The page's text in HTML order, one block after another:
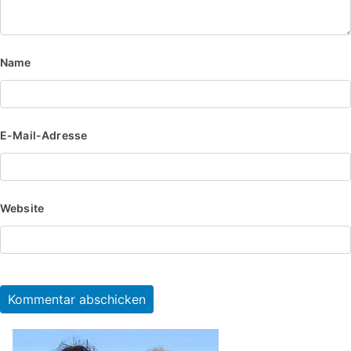
Name
E-Mail-Adresse
Website